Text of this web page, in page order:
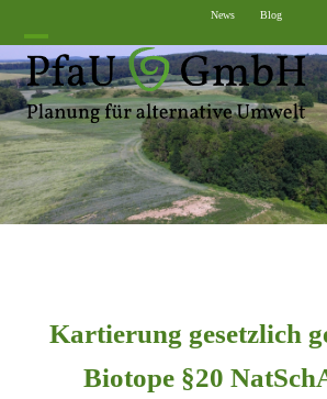
to
content
News Blog
Open
mobile
menu
Close
mobile
menu
Kartierung gesetzlich
Biotope §20